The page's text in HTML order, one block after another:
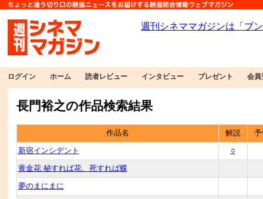
ログイン ホーム 読者レビュー インタビュー プレゼント 会員
長門裕之の作品検索結果
作品名 解説 予
新宿インシデント ○
黄金花 秘すれば花、死すれば蝶
夢のまにまに